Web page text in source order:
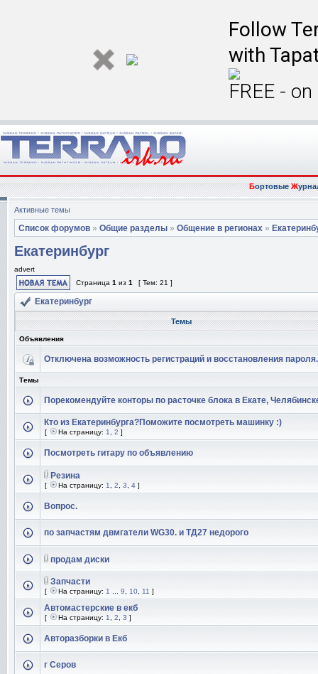
Follow
with
FREE -
БортовыеЖ
Активные темы
Список форумов » Общие разделы » Общение в регионах »
Екатеринбург
advert
Страница 1 из 1 [ Тем: 21 ]
Екатеринбург
Темы
Объявления
Отключена возможность регистраций и восстановления пароля.
Темы
Порекомендуйте конторы по расточке блока в Екате,
Кто из Екатеринбурга?Поможите посмотреть машинку :)
[ На страницу: 1 2 ]
Посмотреть гитару по объявлению
Резина
[ На страницу: 1 2 3 4 ]
Вопрос.
по запчастям двмгатели WG30. и ТД27 недорого
продам диски
Запчасти
[ На страницу: 1 9 10 11 ]
Автомастерские в екб
[ На страницу: 1 2 3 ]
Авторазборки в Екб
г Серов